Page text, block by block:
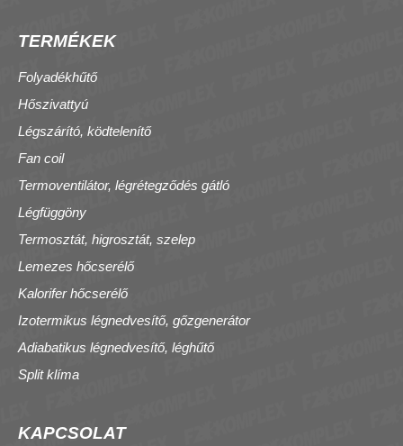
TERMÉKEK
Folyadékhűtő
Hőszivattyú
Légszárító, ködtelenítő
Fan coil
Termoventilátor, légrétegződés gátló
Légfüggöny
Termosztát, higrosztát, szelep
Lemezes hőcserélő
Kalorifer hőcserélő
Izotermikus légnedvesítő, gőzgenerátor
Adiabatikus légnedvesítő, léghűtő
Split klíma
KAPCSOLAT